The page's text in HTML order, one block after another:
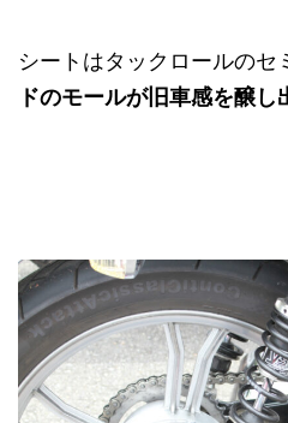
シートはタックロールのセ
ドのモールが旧車感を醸し